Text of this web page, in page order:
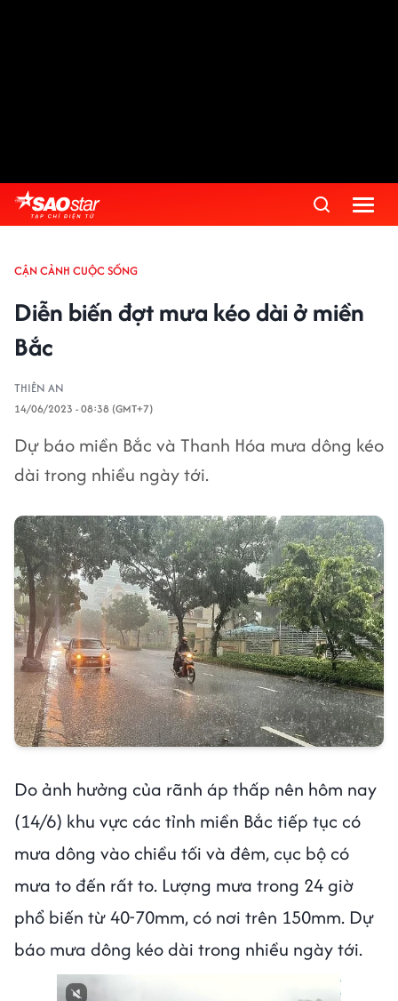
CẬN CẢNH CUỘC SỐNG
Diễn biến đợt mưa kéo dài ở miền
Bắc
THIÊN AN
14/06/2023 - 08:38 (GMT+7)
Dự báo miền Bắc và Thanh Hóa mưa dông kéo
dài trong nhiều ngày tới.
Do ảnh hưởng của rãnh áp thấp nên hôm nay
(14/6) khu vực các tỉnh miền Bắc tiếp tục có
mưa dông vào chiều tối và đêm, cục bộ có
mưa to đến rất to. Lượng mưa trong 24 giờ
phổ biến từ 40-70mm, có nơi trên 150mm. Dự
báo mưa dông kéo dài trong nhiều ngày tới.